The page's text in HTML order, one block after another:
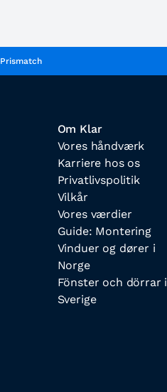
Prismatch
Om Klar
Vores håndværk
Karriere hos os
Privatlivspolitik
Vilkår
Vores værdier
Guide: Montering
Vinduer og dører i
Norge
Fönster och dörrar i
Sverige